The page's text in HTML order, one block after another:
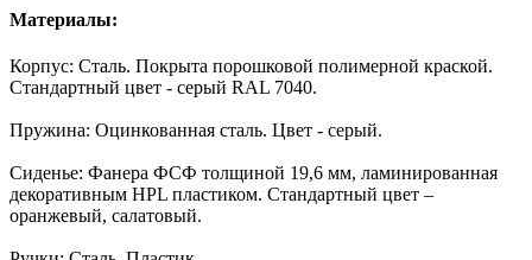
Материалы:
Корпус: Сталь. Покрыта порошковой полимерной краской.
Стандартный цвет - серый RAL 7040.
Пружина: Оцинкованная сталь. Цвет - серый.
Сиденье: Фанера ФСФ толщиной 19,6 мм, ламинированная
декоративным HPL пластиком. Стандартный цвет –
оранжевый, салатовый.